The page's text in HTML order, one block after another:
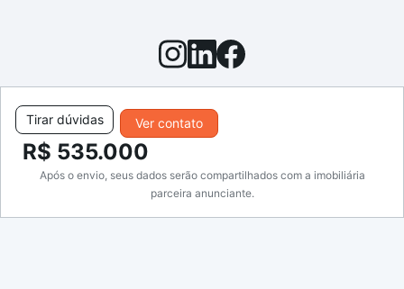
Ver contato
Tirar dúvidas
R$ 535.000
Após o envio, seus dados serão compartilhados com a imobiliária
parceira anunciante.